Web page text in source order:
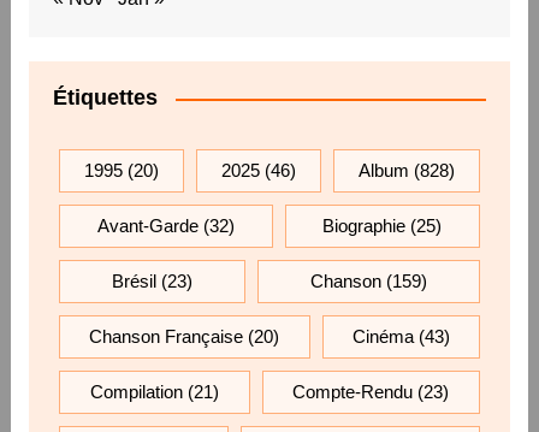
Étiquettes
1995(20) 2025 (46) Album (828)
Avant-Garde(32) Biographie (25)
Brésil(23) Chanson (159)
Chanson Française (20) Cinéma(43)
Compilation(21) Compte-Rendu (23)